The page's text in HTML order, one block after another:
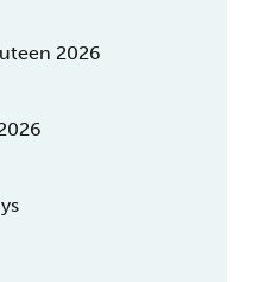
2026